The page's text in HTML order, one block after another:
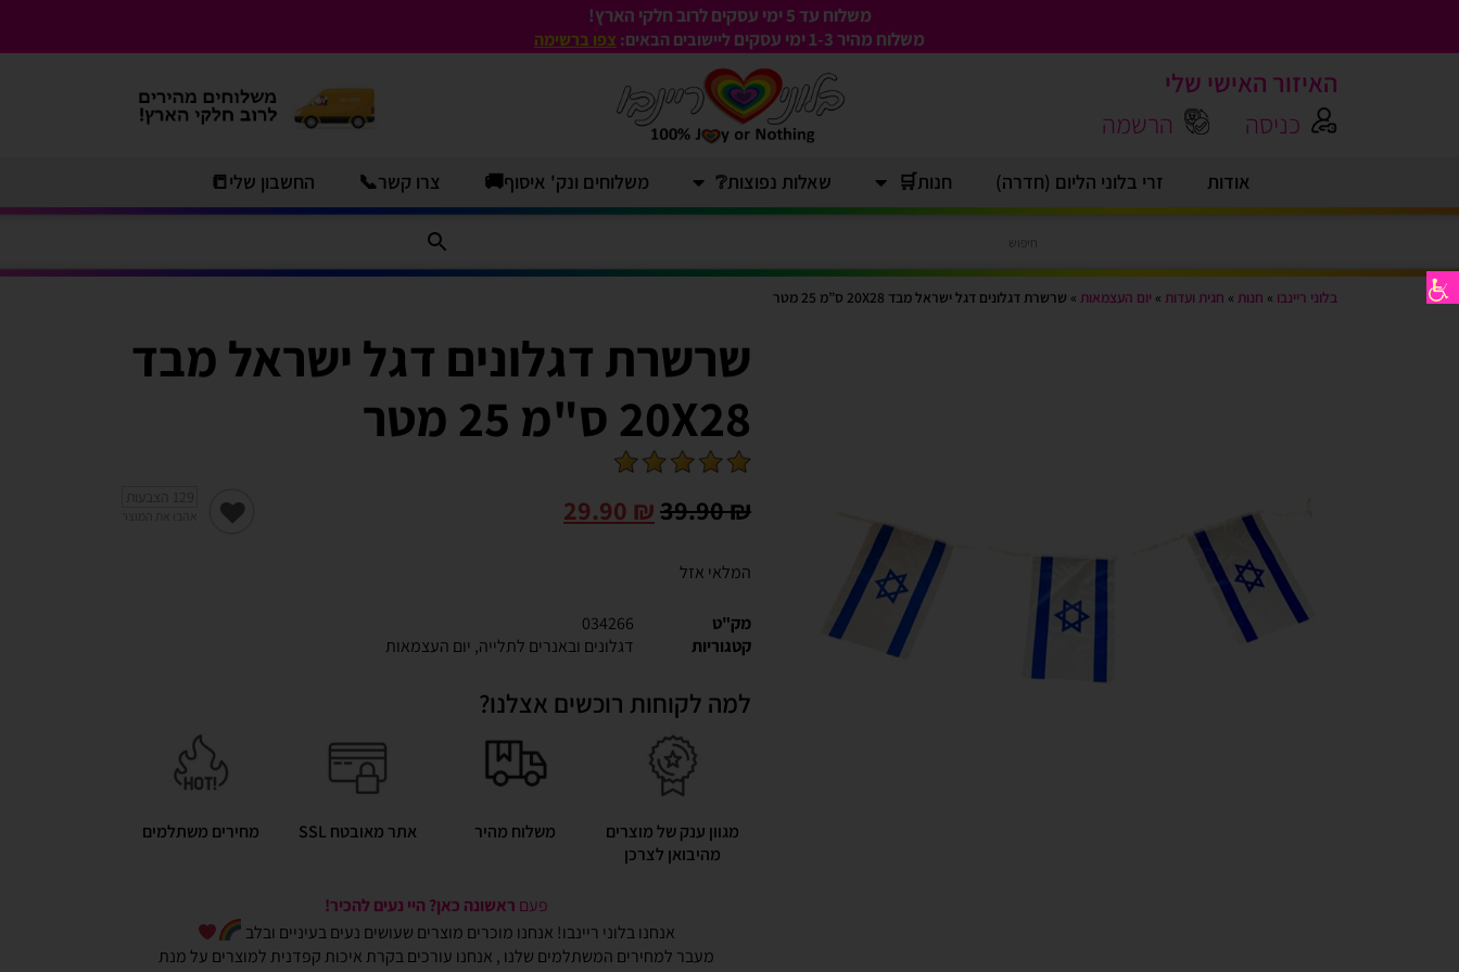
משלוח עד 5 ימי עסקים לרוב חלקי הארץ!
משלוח מהיר 1-3
ימי עסקים ליישובים הבאים: צפו ברשימה
האיזור האישי שלי
כניסה
הרשמה
אודות זרי בלוני הליום (חדרה) חנות🛒 שאלות נפוצות❔ משלוחים ונק' איסוף🚚 צרו קשר📞 החשבון שלי📒
בלוני ריינבו » חנות » חגית ועדות » יום העצמאות » שרשרת דגלונים דגל ישראל מבד 20X28 ס”מ 25 מטר
שרשרת דגלונים דגל ישראל מבד
20X28 ס"מ 25 מטר
39.90₪
29.90 ₪
המלאי אזל
מק"ט
034266
קטגוריות
דגלונים ובאנרים לתלייה, יום העצמאות
למה לקוחות רוכשים אצלנו?
מגוון ענק של מוצרים
מהיבואן לצרכן
משלוח מהיר אתר מאובטח SSL מחירים משתלמים
פעם ראשונה כאן? היי נעים להכיר!
אנחנו בלוני ריינבו! אנחנו מוכרים מוצרים שעושים נעים בעיניים ובלב
מעבר למחירים המשתלמים שלנו , אנחנו עורכים בקרת איכות קפדנית למוצרים על מנת